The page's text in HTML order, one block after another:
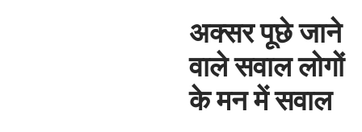
अक्सर पूछे जाने
वाले सवाल लोगों
के मन में सवाल